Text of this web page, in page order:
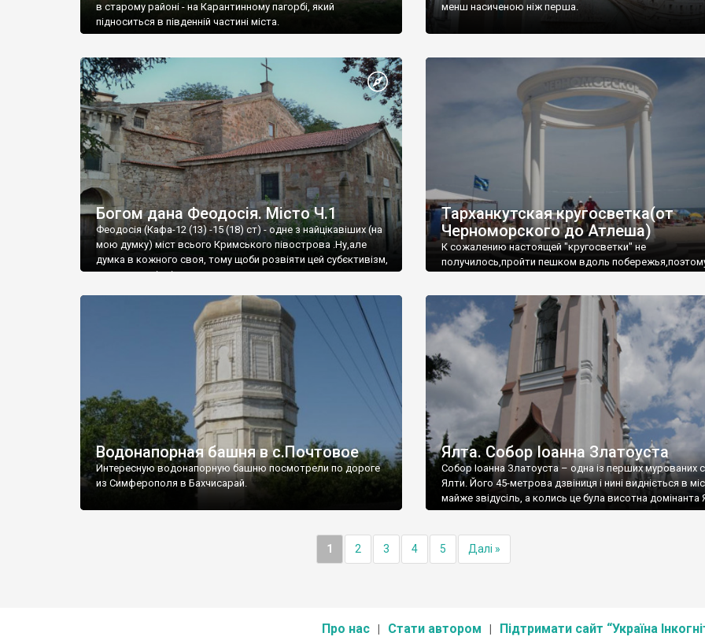
в старому районі - на Карантинному пагорбі, який
підноситься в південній частині міста.
менш насиченою ніж перша.
Богом дана Феодосія. Місто Ч.1
Феодосія (Кафа-12 (13) -15 (18) ст) - одне з найцікавіших (на
мою думку) міст всього Кримського півострова .Ну,але
думка в кожного своя, тому щоби розвіяти цей субєктивізм,
запрошую відвідати це
Тарханкутская кругосветка(от
Черноморского до Атлеша)
К сожалению настоящей "кругосветки" не
получилось,пройти пешком вдоль
Водонапорная башня в с.Почтовое
Интересную водонапорную башню посмотрели по дороге
из Симферополя в Бахчисарай.
Ялта. Собор Іоанна Златоуста
Собор Іоанна Златоуста – одна із перших мурованих
Ялти. Його 45-метрова дзвіниця і нині видніється в
майже звідусіль, а колись це була висотна домінанта
1 2 3 4 5 Далі »
Про нас Стати автором Підтримати сайт “Україна